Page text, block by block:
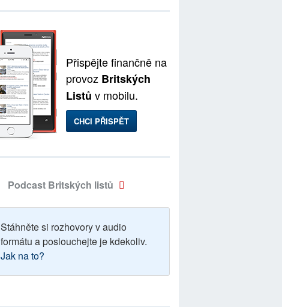
Přispějte finančně na
provoz Britských
Listů v mobilu.
CHCI PŘISPĚT
Podcast Britských listů
Stáhněte si rozhovory v audio
formátu a poslouchejte je kdekoliv.
Jak na to?